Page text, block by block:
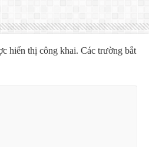
hiển thị công khai. Các trường bắt